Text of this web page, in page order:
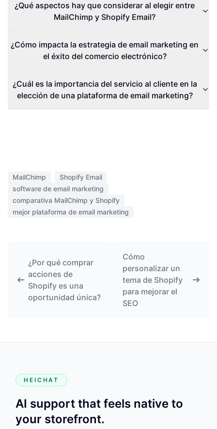
¿Qué aspectos hay que considerar al elegir entre
MailChimp y Shopify Email?
¿Cómo impacta la estrategia de email marketing en
el éxito del comercio electrónico?
¿Cuál es la importancia del servicio al cliente en la
elección de una plataforma de email marketing?
MailChimp
Shopify Email
software de email marketing
comparativa MailChimp y Shopify
mejor plataforma de email marketing
¿Por qué comprar
acciones de
Shopify es una
oportunidad única?
Cómo
personalizar un
tema de Shopify
para mejorar el
SEO
HEICHAT
AI support that feels native to
your storefront.